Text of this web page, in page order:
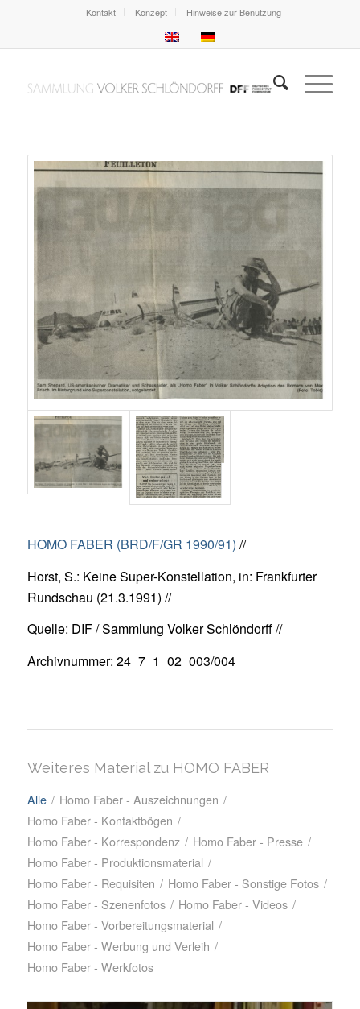
Kontakt Konzept Hinweise zur Benutzung
HOMO FABER (BRD/F/GR 1990/91) //
Horst, S.: Keine Super-Konstellation, in: Frankfurter
Rundschau (21.3.1991) //
Quelle: DIF / Sammlung Volker Schlöndorff //
Archivnummer: 24_7_1_02_003/004
Weiteres Material zu HOMO FABER
Alle / Homo Faber - Auszeichnungen /
Homo Faber - Kontaktbögen /
Homo Faber - Korrespondenz / Homo Faber - Presse /
Homo Faber - Produktionsmaterial /
Homo Faber - Requisiten / Homo Faber - Sonstige Fotos /
Homo Faber - Szenenfotos / Homo Faber - Videos /
Homo Faber - Vorbereitungsmaterial /
Homo Faber - Werbung und Verleih /
Homo Faber - Werkfotos